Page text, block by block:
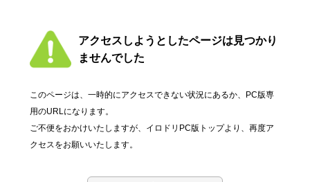
アクセスしようとしたページは見つかり
ませんでした
このページは、一時的にアクセスできない状況にあるか、PC版専
用のURLになります。
ご不便をおかけいたしますが、イロドリPC版トップより、再度ア
クセスをお願いいたします。